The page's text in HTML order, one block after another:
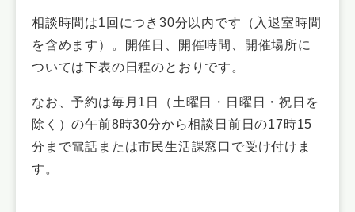
相談時間は1回につき30分以内です（入退室時間
を含めます）。開催日、開催時間、開催場所に
ついては下表の日程のとおりです。
なお、予約は毎月1日（土曜日・日曜日・祝日を
除く）の午前8時30分から相談日前日の17時15
分まで電話または市民生活課窓口で受け付けま
す。